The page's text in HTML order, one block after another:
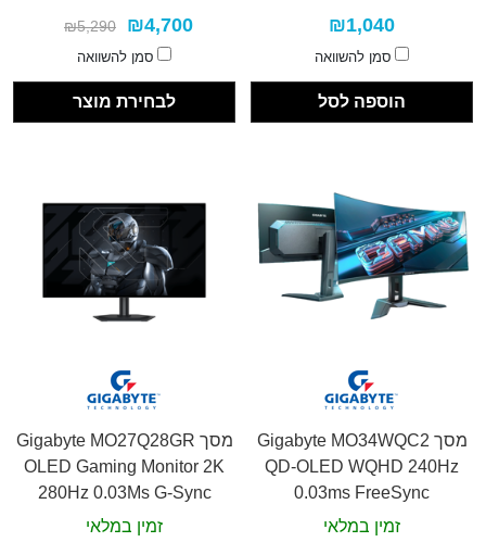
₪1,040
סמן להשוואה
הוספה לסל
₪5,290 ₪4,700
סמן להשוואה
לבחירת מוצר
מסך Gigabyte MO34WQC2
QD-OLED WQHD 240Hz
0.03ms FreeSync
זמין במלאי
מסך Gigabyte MO27Q28GR
OLED Gaming Monitor 2K
280Hz 0.03Ms G-Sync
זמין במלאי